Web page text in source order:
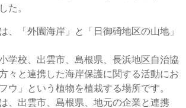
た。
、「外園海岸」と「日御碕地区の山地」
学校、出雲市、島根県、長浜地区自治協
々と連携した海岸保護に関する活動にお
ウ」という植物を植栽する場所です。
、出雲市、島根県、地元の企業と連携